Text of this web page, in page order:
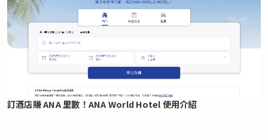
訂酒店賺 ANA 里數！ANA World Hotel 使用介紹